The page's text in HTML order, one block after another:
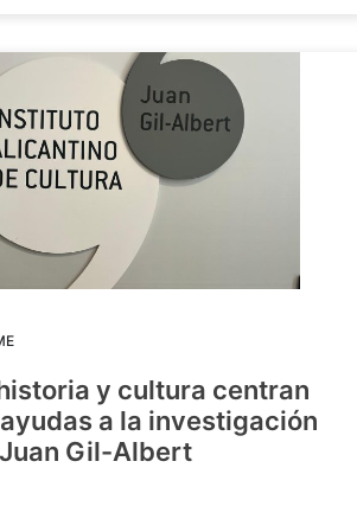
y cultura centran
a la investigación
Gil-Albert